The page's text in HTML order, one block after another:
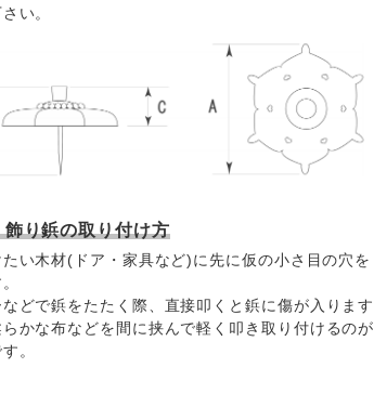
い。
り鋲の取り付け方
い木材(ドア・家具など)に先に仮の小さ目の穴を
どで鋲をたたく際、直接叩くと鋲に傷が入ります
かな布などを間に挟んで軽く叩き取り付けるのが
。